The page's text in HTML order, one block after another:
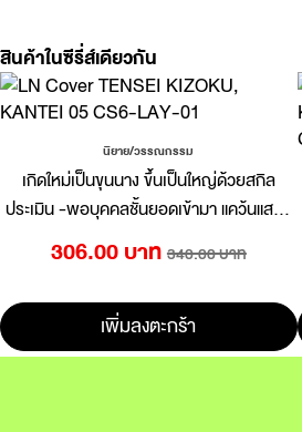
สินค้าในซีรี่ส์เดียวกัน
นิยาย/วรรณกรรม
เกิดใหม่เป็นขุนนาง ขึ้นเป็นใหญ่ด้วยสกิล
ประเมิน -พอบุคคลชั้นยอดเข้ามา แคว้นแสนง
อกง่อยที่รับสืบทอดก็กลายเป็นแคว้นสุดแกร่ง-
(นิยาย) 5
306.00 บาท 340.00 บาท
เพิ่มลงตะกร้า